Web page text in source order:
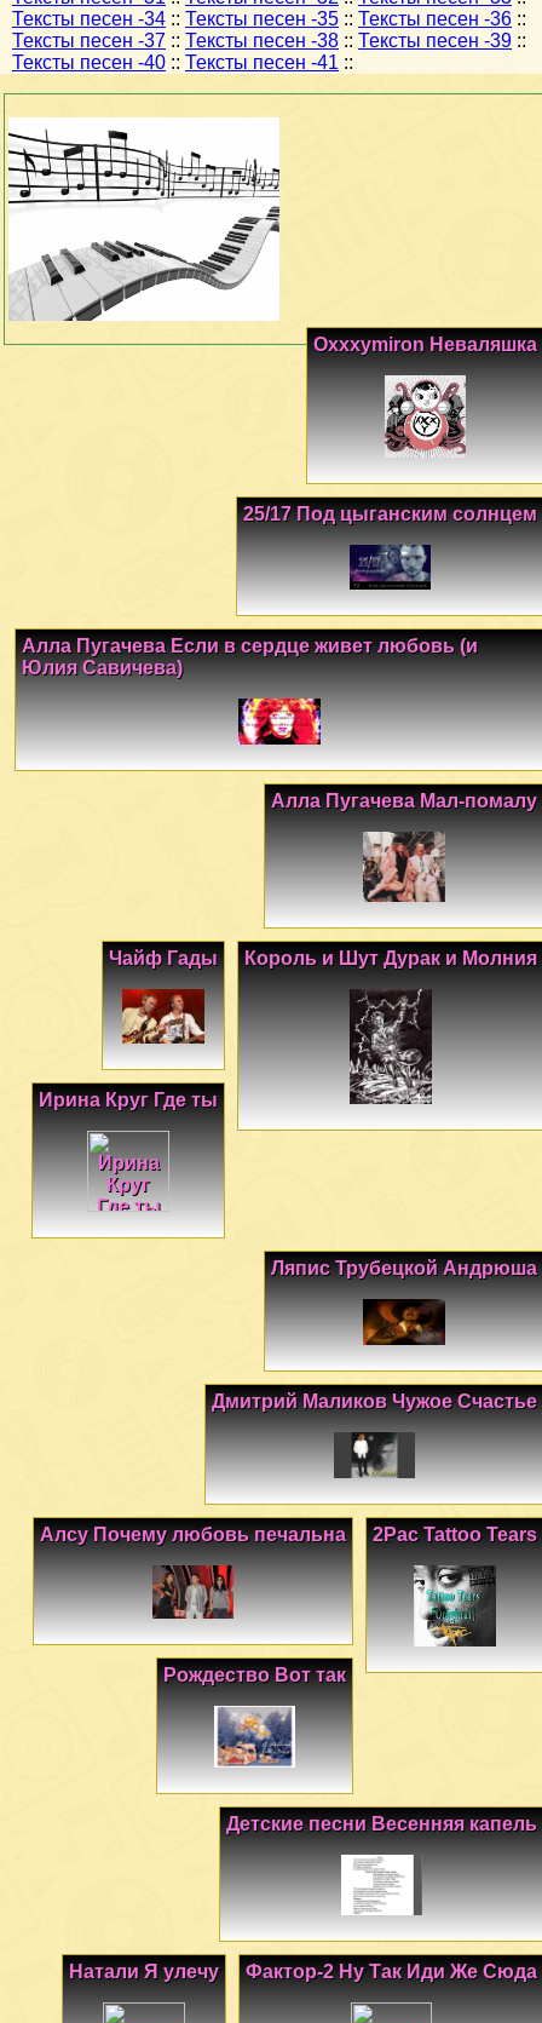
Тексты песен -34 :: Тексты песен -35 :: Тексты песен -36 ::
Тексты песен -37 :: Тексты песен -38 :: Тексты песен -39 ::
Тексты песен -40 :: Тексты песен -41 ::
Oxxxymiron Неваляшка
25/17 Под цыганским солнцем
Алла Пугачева Если в сердце живет любовь (и
Юлия Савичева)
Алла Пугачева Мал-помалу
Король и Шут Дурак и Молния
Чайф Гады
Ирина Круг Где ты
Ляпис Трубецкой Андрюша
Дмитрий Маликов Чужое Счастье
2Pac Tattoo Tears
Алсу Почему любовь печальна
Рождество Вот так
Детские песни Весенняя капель
Фактор-2 Ну Так Иди Же Сюда
Натали Я улечу